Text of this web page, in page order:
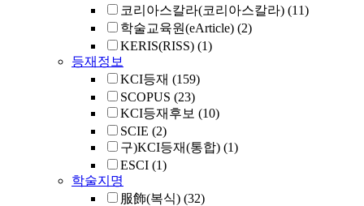
코리아스칼라(코리아스칼라) (11)
학술교육원(eArticle) (2)
KERIS(RISS) (1)
등재정보
KCI등재 (159)
SCOPUS (23)
KCI등재후보 (10)
SCIE (2)
구)KCI등재(통합) (1)
ESCI (1)
학술지명
服飾(복식) (32)